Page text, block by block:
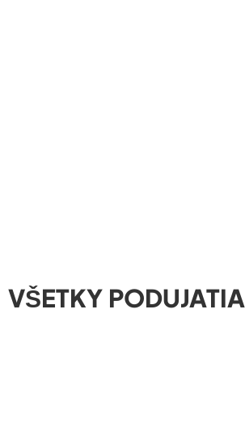
VŠETKY PODUJATIA